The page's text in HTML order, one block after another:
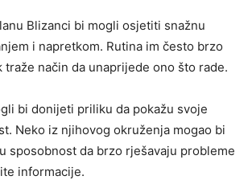
Blizanci bi mogli osjetiti snažnu
i napretkom. Rutina im često brzo
traže način da unaprijede ono što rade.
bi donijeti priliku da pokažu svoje
Neko iz njihovog okruženja mogao bi
sposobnost da brzo rješavaju probleme
informacije.